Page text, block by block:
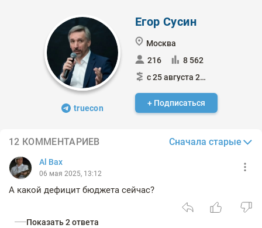
truecon
Егор Сусин
Москва
216
8 562
с 25 августа 2022
+ Подписаться
12 КОММЕНТАРИЕВ Сначала старые
Al Bax
06 мая 2025, 13:12
А какой дефицит бюджета сейчас?
Показать 2 ответа